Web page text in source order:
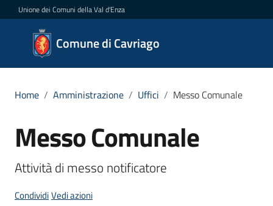
Vai al contenuto
Vai alla navigazione
Vai al footer
Unione dei Comuni della Val d'Enza
Comune di Cavriago
Comune
di
Amministrazione
Menu selezionato
Novità
Servizi
Home / Amministrazione / Uffici / Messo Comunale
Salta al contenuto
Messo Comunale
Attività di messo notificatore
CondividiVedi azioni